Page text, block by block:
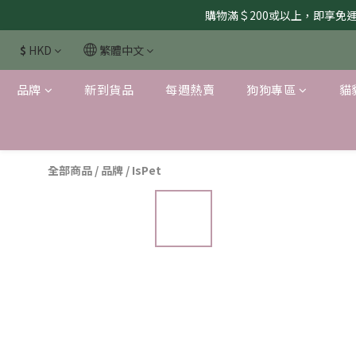
購物滿＄200或以上，即享免
$ HKD 繁體中文
品牌 新到貨品 每週熱賣 狗狗專區 貓
全部商品 / 品牌 / IsPet